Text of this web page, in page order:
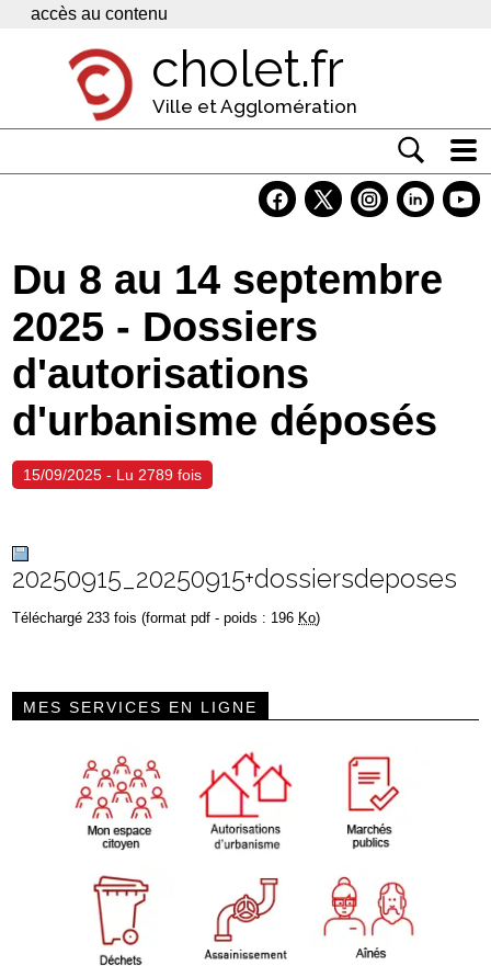
Panneau de gestion des cookies
accès au contenu
cholet.fr
Ville et Agglomération
Economie
Services
Contacts
Du 8 au 14 septembre
2025 - Dossiers
d'autorisations
d'urbanisme déposés
15/09/2025 - Lu 2789 fois
20250915_20250915+dossiersdeposes
Téléchargé 233 fois (format pdf - poids : 196 Ko)
MES SERVICES EN LIGNE